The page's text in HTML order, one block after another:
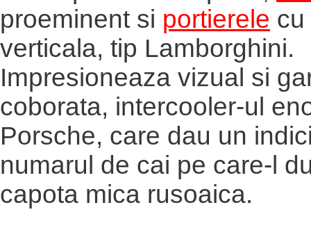
proeminent si portierele cu
verticala, tip Lamborghini.
Impresioneaza vizual si
coborata, intercooler-ul
Porsche, care dau un
numarul de cai pe care-l
capota mica rusoaica.